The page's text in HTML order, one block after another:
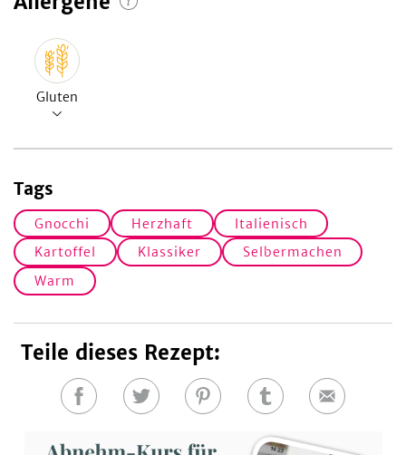
Gluten
Tags
Gnocchi Herzhaft
Italienisch
Kartoffel
Klassiker
Selbermachen
Warm
Teile dieses Rezept:
Auf
teilen
Auf
teilen
Auf
teilen
Auf
teilen
E-